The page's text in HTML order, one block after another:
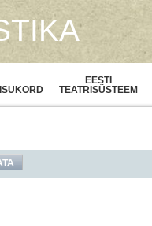
EESTI
TEATRISÜSTEEM